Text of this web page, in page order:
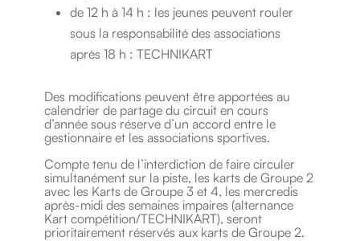
de 12 h à 14 h : les jeunes peuvent rouler
sous la responsabilité des associations
après 18 h : TECHNIKART
Des modifications peuvent être apportées au
calendrier de partage du circuit en cours
d’année sous réserve d’un accord entre le
gestionnaire et les associations sportives.
Compte tenu de l’interdiction de faire circuler
simultanément sur la piste, les karts de Groupe 2
avec les Karts de Groupe 3 et 4, les mercredis
après-midi des semaines impaires (alternance
Kart compétition/TECHNIKART), seront
prioritairement réservés aux karts de Groupe 2.